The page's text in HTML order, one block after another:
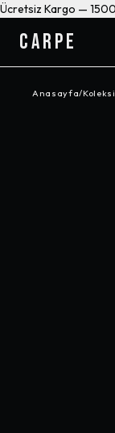
Ücretsiz Kargo —
CARPE
Anasayfa/